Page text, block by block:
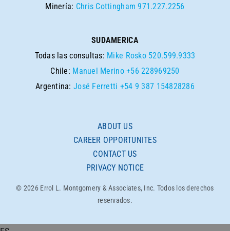
Minería: Chris Cottingham 971.227.2256
SUDAMERICA
Todas las consultas: Mike Rosko 520.599.9333
Chile: Manuel Merino +56 228969250
Argentina:José Ferretti +54 9 387 154828286
ABOUT US
CAREER OPPORTUNITES
CONTACT US
PRIVACY NOTICE
© 2026 Errol L. Montgomery & Associates, Inc. Todos los derechos
reservados.